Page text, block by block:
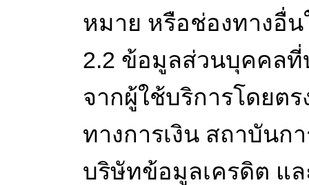
หมาย หรือช่องทางอื่น
2.2 ข้อมูลส่วนบุคคลที่
จากผู้ใช้บริการโดยต
ทางการเงิน สถาบันก
บริษัทข้อมูลเครดิต แ